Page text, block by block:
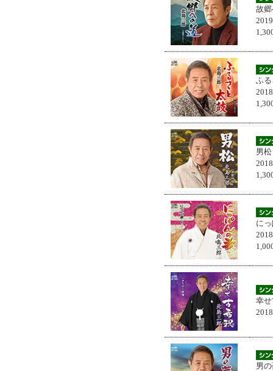
故
ふ
男松
に
幸
男